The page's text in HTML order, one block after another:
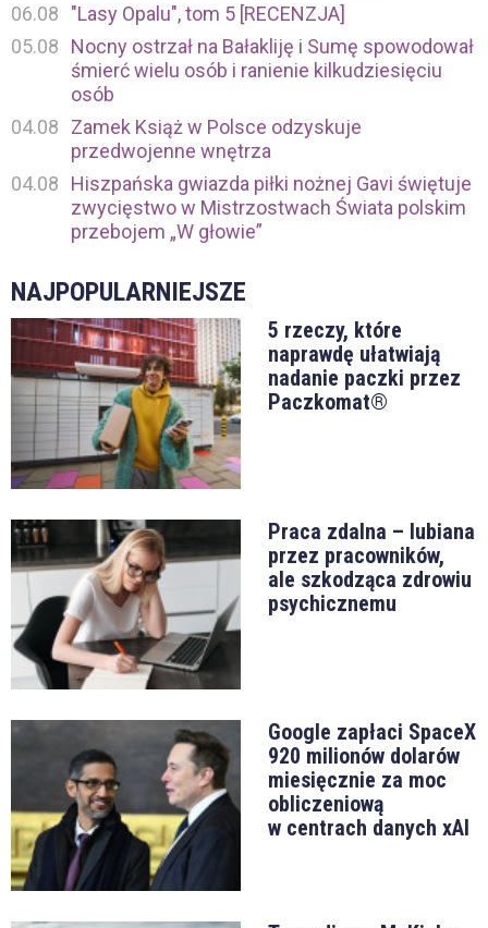
06.08
"Lasy Opalu", tom 5 [RECENZJA]
05.08
Nocny ostrzał na Bałakliję i Sumę spowodował
śmierć wielu osób i ranienie kilkudziesięciu
osób
04.08
Zamek Książ w Polsce odzyskuje
przedwojenne wnętrza
04.08
Hiszpańska gwiazda piłki nożnej Gavi świętuje
zwycięstwo w Mistrzostwach Świata polskim
przebojem „W głowie”
NAJPOPULARNIEJSZE
5 rzeczy, które
naprawdę ułatwiają
nadanie paczki przez
Paczkomat®
Praca zdalna – lubiana
przez pracowników,
ale szkodząca zdrowiu
psychicznemu
Google zapłaci SpaceX
920 milionów dolarów
miesięcznie za moc
obliczeniową
w centrach danych xAI